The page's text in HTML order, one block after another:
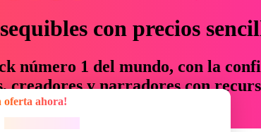
con precios
número 1 del mundo, con la
creadores y narradores con
76 % en tiempo y presupuesto.
ahora!